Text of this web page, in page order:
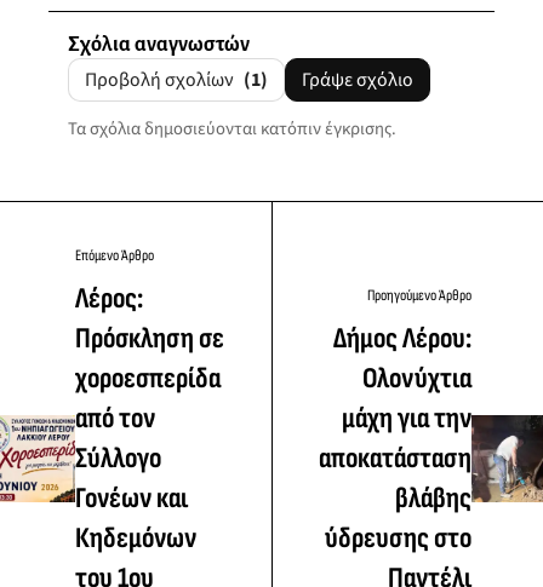
Σχόλια αναγνωστών
Προβολή σχολίων (1) Γράψε σχόλιο
Τα σχόλια δημοσιεύονται κατόπιν έγκρισης.
Επόμενο Άρθρο
Λέρος:
Πρόσκληση σε
χοροεσπερίδα
από τον
Σύλλογο
Γονέων και
Κηδεμόνων
του 1ου
Προηγούμενο Άρθρο
Δήμος Λέρου:
Ολονύχτια
μάχη για την
αποκατάσταση
βλάβης
ύδρευσης στο
Παντέλι